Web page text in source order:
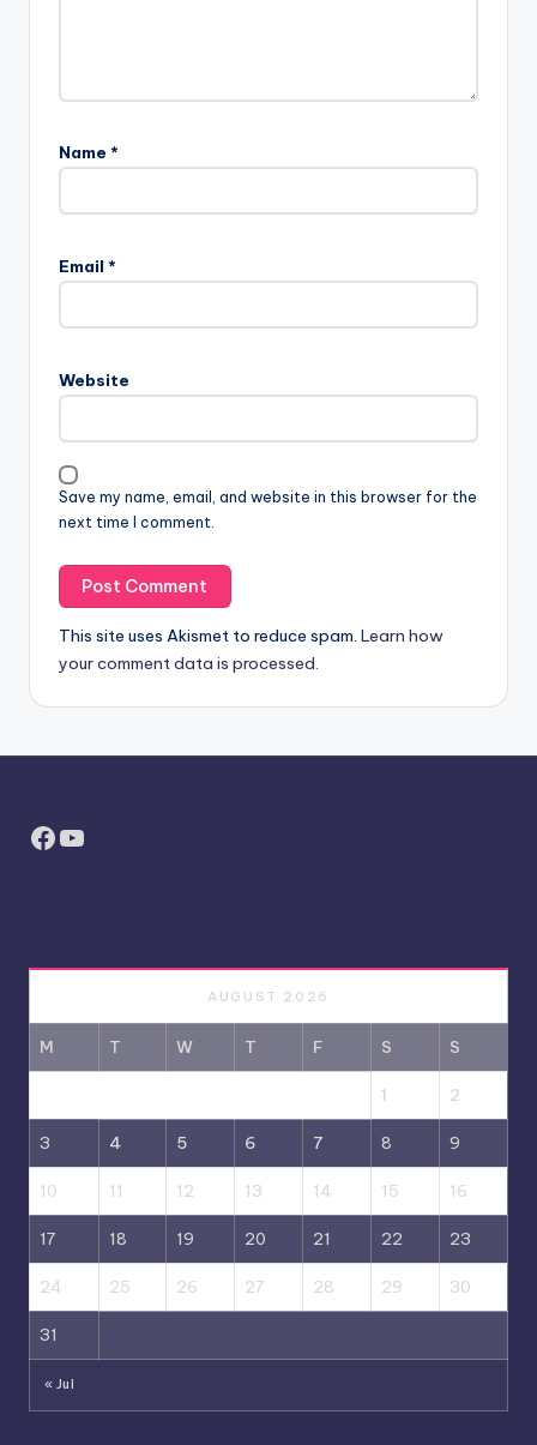
Name *
Email *
Website
Save my name, email, and website in this browser for the
next time I comment.
This site uses Akismet to reduce spam. Learn how
your comment data is processed.
Facebook
YouTube
AUGUST 2026
M T W T F S S
1 2
3 4 5 6 7 8 9
10 11 12 13 14 15 16
17 18 19 20 21 22 23
24 25 26 27 28 29 30
31
« Jul